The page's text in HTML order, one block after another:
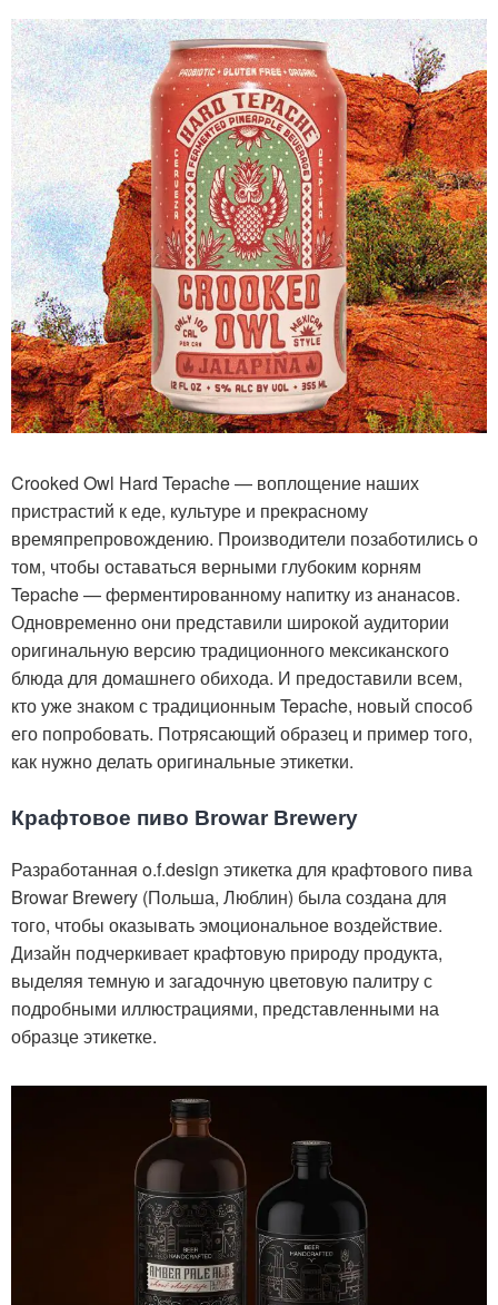
Crooked Owl Hard Tepache — воплощение наших
пристрастий к еде, культуре и прекрасному
времяпрепровождению. Производители позаботились о
том, чтобы оставаться верными глубоким корням
Tepache — ферментированному напитку из ананасов.
Одновременно они представили широкой аудитории
оригинальную версию традиционного мексиканского
блюда для домашнего обихода. И предоставили всем,
кто уже знаком с традиционным Tepache, новый способ
его попробовать. Потрясающий образец и пример того,
как нужно делать оригинальные этикетки.
Крафтовое пиво Browar Brewery
Разработанная o.f.design этикетка для крафтового пива
Browar Brewery (Польша, Люблин) была создана для
того, чтобы оказывать эмоциональное воздействие.
Дизайн подчеркивает крафтовую природу продукта,
выделяя темную и загадочную цветовую палитру с
подробными иллюстрациями, представленными на
образце этикетке.